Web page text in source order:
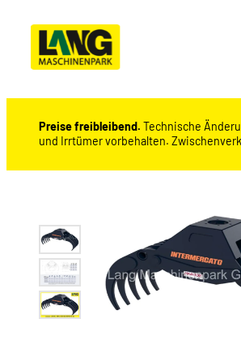
Preise freibleibend. Technische
und Irrtümer vorbehalten.